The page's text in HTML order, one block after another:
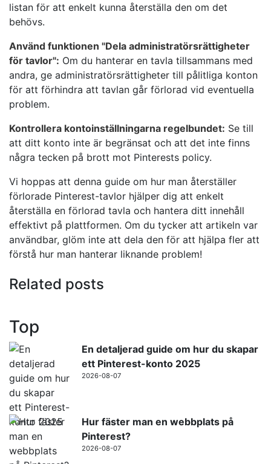
listan för att enkelt kunna återställa den om det
behövs.
Använd funktionen "Dela administratörsrättigheter
för tavlor": Om du hanterar en tavla tillsammans med
andra, ge administratörsrättigheter till pålitliga konton
för att förhindra att tavlan går förlorad vid eventuella
problem.
Kontrollera kontoinställningarna regelbundet: Se till
att ditt konto inte är begränsat och att det inte finns
några tecken på brott mot Pinterests policy.
Vi hoppas att denna guide om hur man återställer
förlorade Pinterest-tavlor hjälper dig att enkelt
återställa en förlorad tavla och hantera ditt innehåll
effektivt på plattformen. Om du tycker att artikeln var
användbar, glöm inte att dela den för att hjälpa fler att
förstå hur man hanterar liknande problem!
Related posts
Top
En detaljerad guide om hur du skapar
ett Pinterest-konto 2025
2026-08-07
Hur fäster man en webbplats på
Pinterest?
2026-08-07